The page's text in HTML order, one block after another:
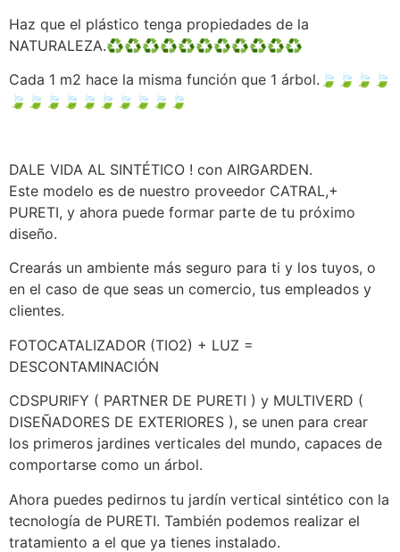
Haz que el plástico tenga propiedades de la
NATURALEZA.♻️♻️♻️♻️♻️♻️♻️♻️♻️♻️♻️
Cada 1 m2 hace la misma función que 1 árbol.🍃🍃🍃🍃
🍃🍃🍃🍃🍃🍃🍃🍃🍃🍃
DALE VIDA AL SINTÉTICO ! con AIRGARDEN.
Este modelo es de nuestro proveedor CATRAL,+
PURETI, y ahora puede formar parte de tu próximo
diseño.
Crearás un ambiente más seguro para ti y los tuyos, o
en el caso de que seas un comercio, tus empleados y
clientes.
FOTOCATALIZADOR (TIO2) + LUZ =
DESCONTAMINACIÓN
CDSPURIFY ( PARTNER DE PURETI ) y MULTIVERD (
DISEÑADORES DE EXTERIORES ), se unen para crear
los primeros jardines verticales del mundo, capaces de
comportarse como un árbol.
Ahora puedes pedirnos tu jardín vertical sintético con la
tecnología de PURETI. También podemos realizar el
tratamiento a el que ya tienes instalado.